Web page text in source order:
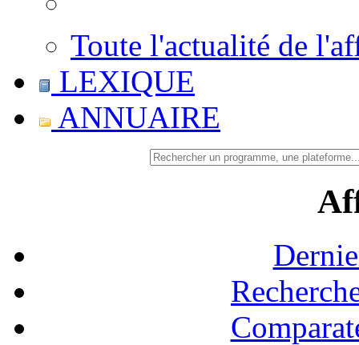
Toute l'actualité de
LEXIQUE
ANNUAIRE